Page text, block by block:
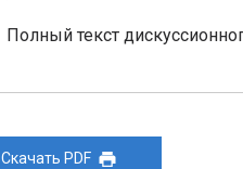
Полный текст
Скачать PDF